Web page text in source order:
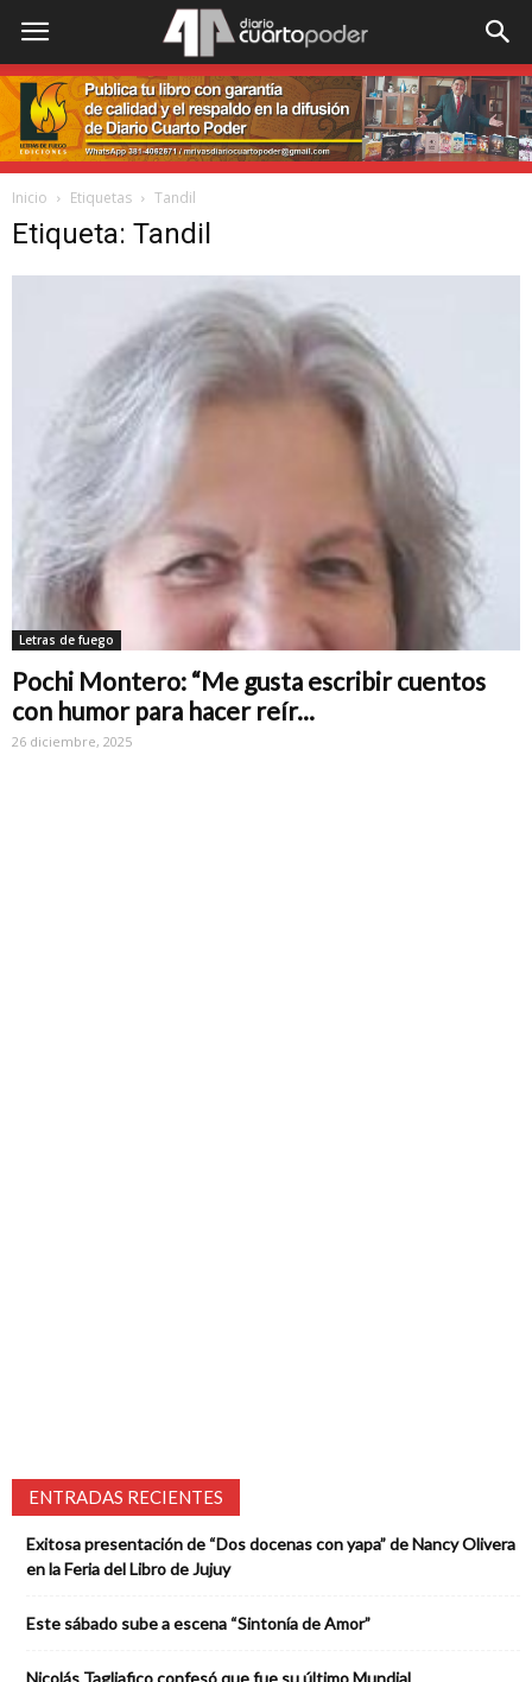
Inicio Etiquetas Tandil
Etiqueta: Tandil
Letras de fuego
Pochi Montero: “Me gusta escribir cuentos
con humor para hacer reír...
26 diciembre, 2025
ENTRADAS RECIENTES
Exitosa presentación de “Dos docenas con yapa” de Nancy Olivera
en la Feria del Libro de Jujuy
Este sábado sube a escena “Sintonía de Amor”
Nicolás Tagliafico confesó que fue su último Mundial